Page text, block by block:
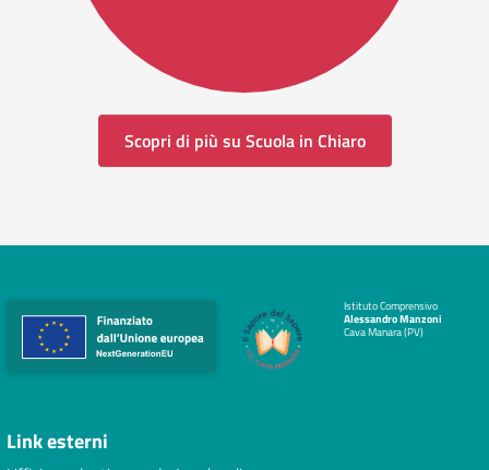
Scopri di più su Scuola in Chiaro
Istituto Comprensivo
Alessandro Manzoni
Cava Manara (PV)
Link esterni